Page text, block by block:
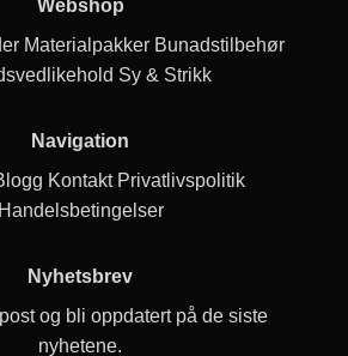
Webshop
Materialpakker Bunadstilbehør
Sy & Strikk
Navigation
Kontakt Privatlivspolitik
Handelsbetingelser
Nyhetsbrev
og bli oppdatert på de siste
nyhetene.